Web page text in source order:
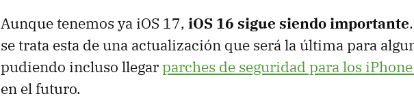
Aunque tenemos ya iOS 17, iOS 16 sigue siendo importante
se trata esta de una actualización que será la última para
pudiendo incluso llegarparches de seguridad para los
en el futuro.